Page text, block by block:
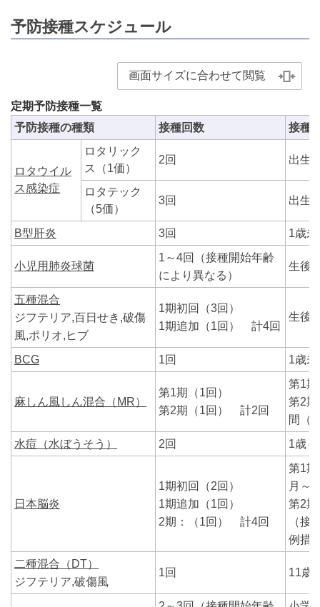
予防接種スケジュール
画面サイズに合わせて閲覧
定期予防接種一覧
予防接種の種類
接種回数 接種
ロタウイル
ス感染症
ロタリック
ス（1価）
2回 出生
ロタテック
（5価）
3回 出生
B型肝炎 3回 1歳
小児用肺炎球菌
1～4回（接種開始年齢
により異なる）
生後
五種混合
ジフテリア,百日せき,破傷
風,ポリオ,ヒブ
1期初回（3回）
1期追加（1回） 計4回
生後
BCG 1回 1歳
麻しん風しん混合（MR）
第1期（1回）
第2期（1回） 計2回
第1
第2
間（
水痘（水ぼうそう）
2回 1歳
日本脳炎
1期初回（2回）
1期追加（1回）
2期：（1回） 計4回
第1
月～
第2
（接
例措
二種混合（DT）
ジフテリア,破傷風
1回 11歳